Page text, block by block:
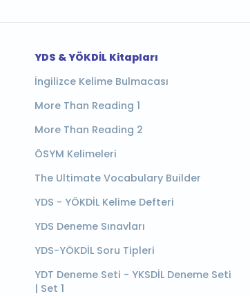
YDS & YÖKDİL Kitapları
İngilizce Kelime Bulmacası
More Than Reading 1
More Than Reading 2
ÖSYM Kelimeleri
The Ultimate Vocabulary Builder
YDS - YÖKDİL Kelime Defteri
YDS Deneme Sınavları
YDS-YÖKDİL Soru Tipleri
YDT Deneme Seti - YKSDİL Deneme Seti
| Set 1